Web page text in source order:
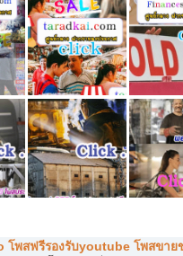
โพสฟรีรองรับyoutube โพสขาย